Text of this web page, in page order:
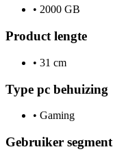
• 2000 GB
Product lengte
• 31 cm
Type pc behuizing
• Gaming
Gebruiker segment